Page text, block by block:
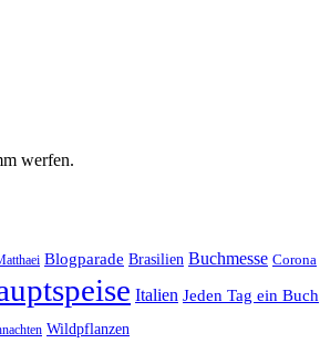
werfen.
Blogparade Brasilien Buchmesse Corona
Italien Jeden Tag ein Buch
Wildpflanzen